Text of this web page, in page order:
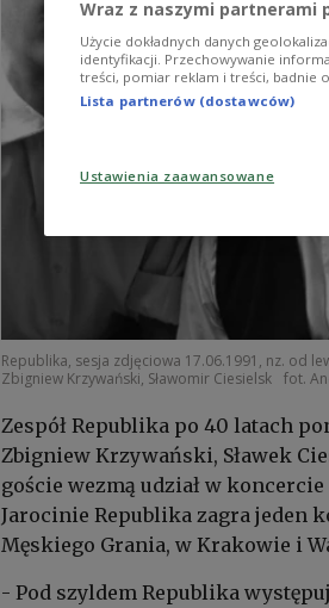
Republika, sesja zdjęciowa 17.06.1991, nz. od
Zbigniew Krzywański, Sławomir Ciesielsk fot.
Zespół Republika po 40 latach
Zbigniew Krzywański, Sławek
goście wezmą udział w
Jarocinie Republika zagra jeden
Męskiego Grania, w Krakowie i
- Pod szyldem Republika
Wraz z naszymi partnerami
Użycie dokładnych danych
identyfikacji. Przechowywanie
treści, pomiar reklam i treści, badnie
Lista partnerów (dostawców)
Ustawienia zaawansowane